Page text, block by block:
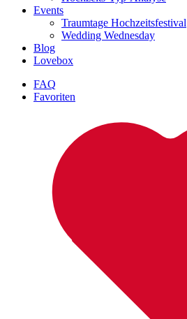
Events
Traumtage Hochzeitsfestival
Wedding Wednesday
Blog
Lovebox
FAQ
Favoriten